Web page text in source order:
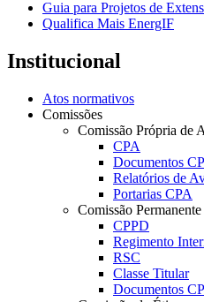
Guia para Projetos de
Qualifica Mais EnergIF
Institucional
Atos normativos
Comissões
Comissão Própria de
CPA
Documentos
Relatórios de
Portarias CPA
Comissão
CPPD
Regimento
RSC
Classe Titular
Documentos